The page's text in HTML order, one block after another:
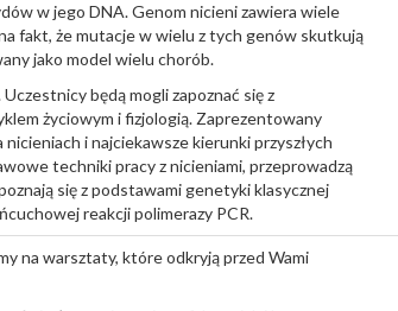
w jego DNA. Genom nicieni zawiera wiele
fakt, że mutacje w wielu z tych genów skutkują
jako model wielu chorób.
będą mogli zapoznać się z
życiowym i fizjologią. Zaprezentowany
i najciekawsze kierunki przyszłych
techniki pracy z nicieniami, przeprowadzą
się z podstawami genetyki klasycznej
reakcji polimerazy PCR.
na warsztaty, które odkryją przed Wami